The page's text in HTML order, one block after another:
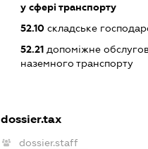
у сфері транспорту
52.10складське
52.21допоміжне
наземного транспорту
dossier.tax
dossier.staff